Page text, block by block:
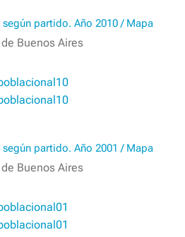
partido. Año 2010 / Mapa
Buenos Aires
partido. Año 2001 / Mapa
Buenos Aires